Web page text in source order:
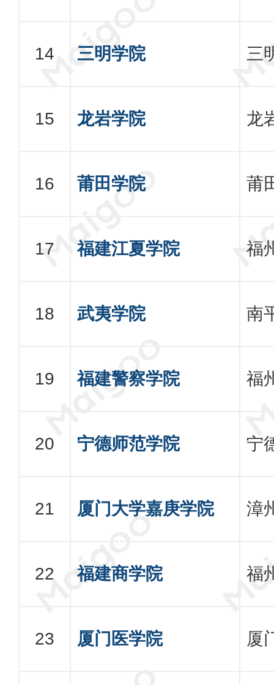
三明学院 三
龙岩学院 龙
莆田学院 莆
福建江夏学院 福
武夷学院 南
福建警察学院 福
宁德师范学院 宁
厦门大学嘉庚学院 漳
福建商学院 福
厦门医学院 厦